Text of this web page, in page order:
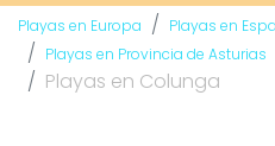
Playas en Europa
Playas en
Playas en Provincia de Asturias
Playas en Colunga